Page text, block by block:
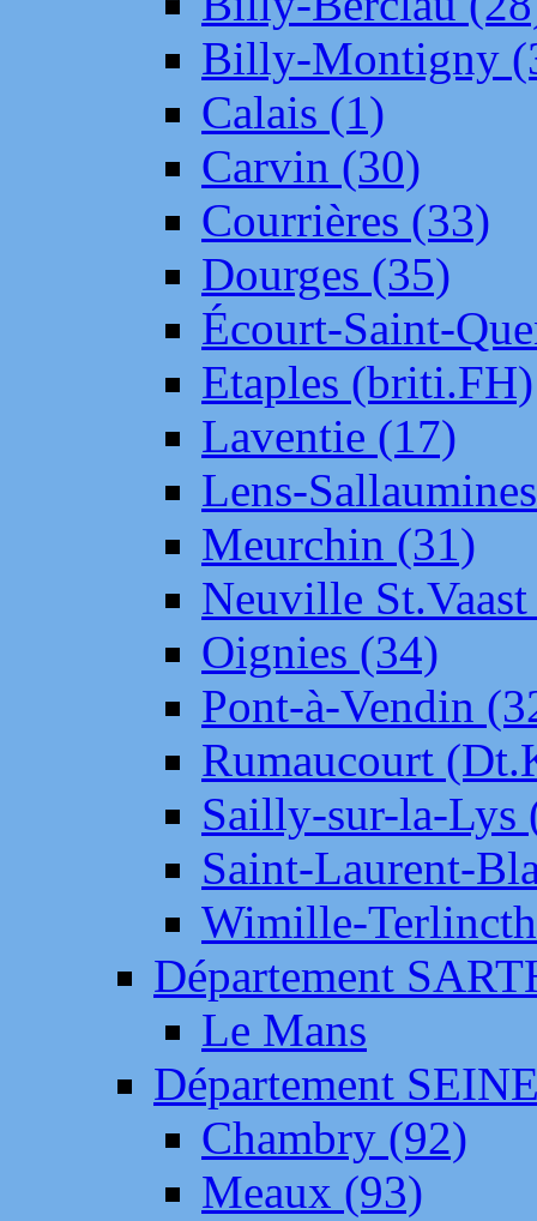
Billy-Montigny
Calais (1)
Carvin (30)
Courrières (33)
Dourges (35)
Écourt-Saint-
Etaples (briti.FH)
Laventie (17)
Lens-
Meurchin (31)
Neuville
Oignies (34)
Pont-à-Vendin
Rumaucourt
Sailly-sur-la-Lys
Saint-Laurent-
Wimille-
Département
Le Mans
Département
Chambry (92)
Meaux (93)